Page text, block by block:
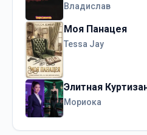
Владислав
Моя Панацея
Tessa Jay
Элитная
Мориока